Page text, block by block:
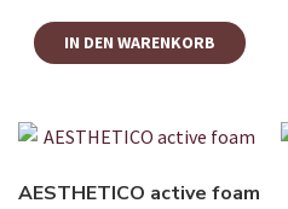
IN DEN WARENKORB
AESTHETICO active foam